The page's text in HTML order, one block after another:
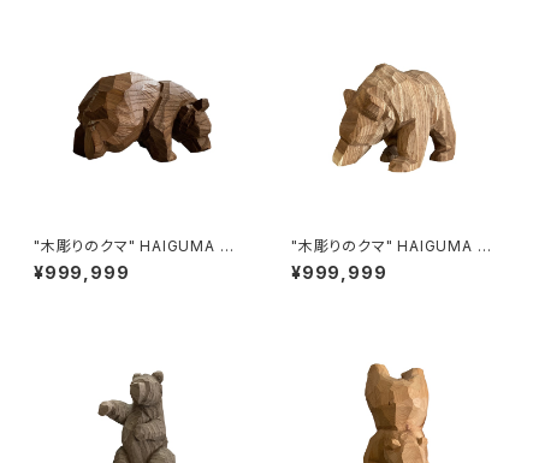
"木彫りのクマ" HAIGUMA ma
de in HOKKAIDO
¥999,999
"木彫りのクマ" HAIGUMA ma
de in HOKKAIDO (エンジュ)
¥999,999